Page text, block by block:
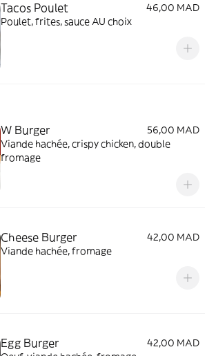
Tacos Poulet
46,00 MAD
Poulet, frites, sauce AU choix
W Burger
56,00 MAD
Viande hachée, crispy chicken, double
fromage
Cheese Burger
42,00 MAD
Viande hachée, fromage
Egg Burger
42,00 MAD